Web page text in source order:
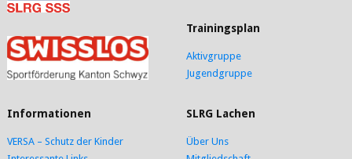
Trainingsplan
Aktivgruppe
Jugendgruppe
Informationen
VERSA – Schutz der Kinder
SLRG Lachen
Über Uns